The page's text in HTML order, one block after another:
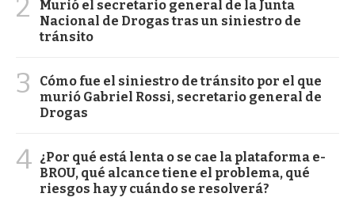
2
Murió el secretario general de la Junta
Nacional de Drogas tras un siniestro de
tránsito
3
Cómo fue el siniestro de tránsito por el que
murió Gabriel Rossi, secretario general de
Drogas
4 ¿Por qué está lenta o se cae la plataforma e-
BROU, qué alcance tiene el problema, qué
riesgos hay y cuándo se resolverá?